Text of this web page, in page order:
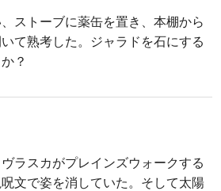
ストーブに薬缶を置き、本棚から
て熟考した。ジャラドを石にする
？
ラスカがプレインズウォークする
文で姿を消していた。そして太陽